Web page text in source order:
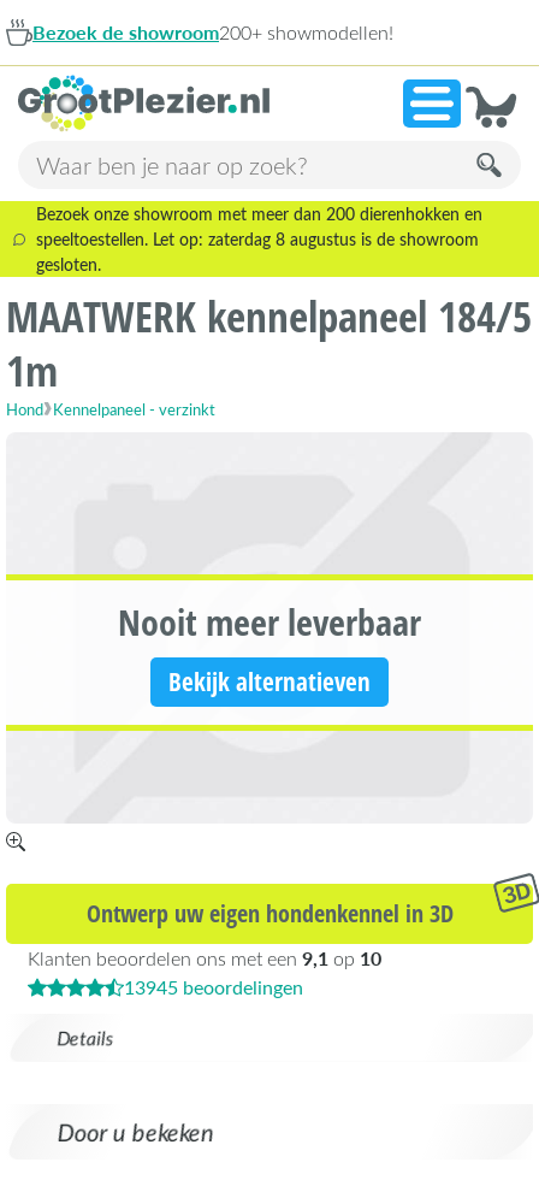
Bezoek de showroom200+ showmodellen!
Bezoek onze showroom met meer dan 200 dierenhokken en
speeltoestellen. Let op: zaterdag 8 augustus is de showroom
gesloten.
MAATWERK kennelpaneel 184/5
1m
Hond Kennelpaneel - verzinkt
Nooit meer leverbaar
Bekijk alternatieven
Details
Ontwerp uw eigen hondenkennel in 3D
Klanten beoordelen ons met een 9,1 op 10
13945 beoordelingen
Door u bekeken